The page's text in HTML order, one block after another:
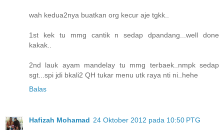
wah kedua2nya buatkan org kecur aje tgkk..
1st kek tu mmg cantik n sedap dpandang...well done
kakak..
2nd lauk ayam mandelay tu mmg terbaek..nmpk sedap
sgt...spi jdi bkali2 QH tukar menu utk raya nti ni..hehe
Balas
Hafizah Mohamad 24 Oktober 2012 pada 10:50 PTG